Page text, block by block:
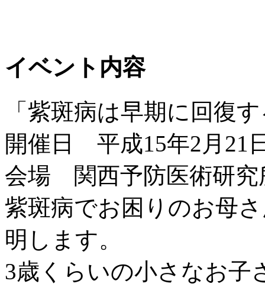
イベント内容
「紫斑病は早期に回復
開催日 平成15年2月21
会場 関西予防医術研究
紫斑病でお困りのお母
明します。
3歳くらいの小さなお子